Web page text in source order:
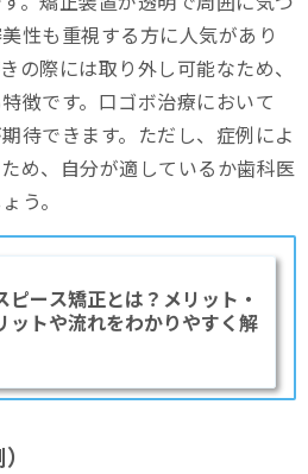
性も重視する方に人気があり
の際には取り外し可能なため、
徴です。口ゴボ治療において
待できます。ただし、症例によ
め、自分が適しているか歯科医
う。
ピース矯正とは？メリット・
ットや流れをわかりやすく解